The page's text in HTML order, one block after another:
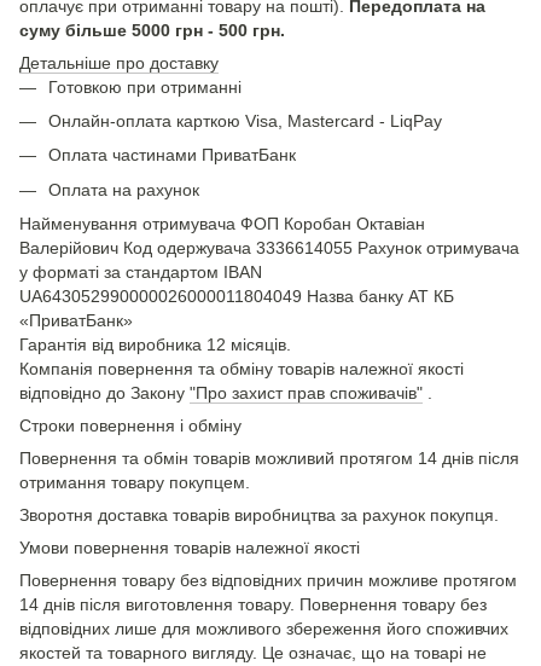
оплачує при отриманні товару на пошті). Передоплата на
суму більше 5000 грн - 500 грн.
Детальніше про доставку
Готовкою при отриманні
Онлайн-оплата карткою Visa, Mastercard - LiqPay
Оплата частинами ПриватБанк
Оплата на рахунок
Найменування отримувача ФОП Коробан Октавіан
Валерійович Код одержувача 3336614055 Рахунок отримувача
у форматі за стандартом IBAN
UA643052990000026000011804049 Назва банку АТ КБ
«ПриватБанк»
Гарантія від виробника 12 місяців.
Компанія повернення та обміну товарів належної якості
відповідно до Закону "Про захист прав споживачів"
Строки повернення і обміну
Повернення та обмін товарів можливий протягом 14 днів після
отримання товару покупцем.
Зворотня доставка товарів виробництва за рахунок покупця.
Умови повернення товарів належної якості
Повернення товару без відповідних причин можливе протягом
14 днів після виготовлення товару. Повернення товару без
відповідних лише для можливого збереження його споживчих
якостей та товарного вигляду. Це означає, що на товарі не